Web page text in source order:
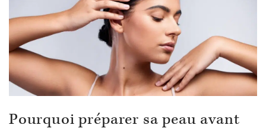
Pourquoi préparer sa peau avant